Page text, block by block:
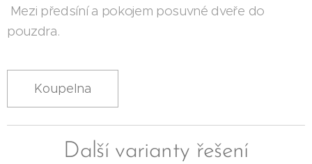
Mezi předsíní a pokojem posuvné dveře do
pouzdra.
Koupelna
Další varianty řešení